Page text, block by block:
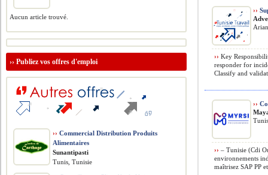
››
›› Key
responder for
Classify and
››
›› – Tunisie (Cdi
environnements
maîtrisez SAP PP
Aucun article trouvé.
››Publiez vos offres d'emploi
›› Commercial Distribution Produits
Alimentaires
Sunantipasti
Tunis, Tunisie